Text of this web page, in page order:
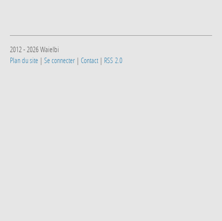
2012 - 2026 Waielbi
Plan du site | Se connecter | Contact | RSS 2.0